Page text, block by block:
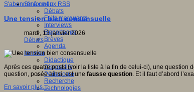
S'informer
Débats
Faits marquants
Interviews
Reportages
Brèves
Agenda
Innover
Didactique
Dispositifs
Pédagogie
Recherche
Technologies
S'abonner à ce flux RSS
Une tension bien consensuelle
mardi, 13 janvier 2026
Débats
Après ces quatre posts (voir la liste à la fin de celui-ci), une question
question, posée ainsi, est une fausse question. Et il faut d’abord
En savoir plus...